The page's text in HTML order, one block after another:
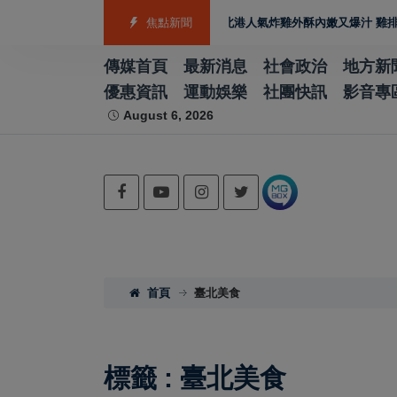
焦點新聞
雲林宵夜美食 北港人氣炸雞外酥內嫩又爆汁 雞排、小點
傳媒首頁 最新消息 社會政治
地方新
優惠資訊
運動娛樂 社團快訊 影音專
August 6, 2026
首頁 臺北美食
標籤 : 臺北美食